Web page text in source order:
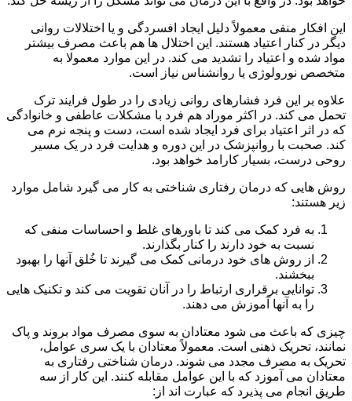
این افکار منفی معمولاً دلیل ایجاد افسردگی و یا اختلالات روانی
دیگر در کنار اعتیاد هستند. این اختلال ها هم باعث مصرف بیشتر
مواد شده و اعتیاد را تشدید می کند. در این موارد معمولا به
متخصص نورولوژی یا روانشناس نیاز است.
علاوه بر این فرد فشارهای روانی زیادی را در طول فرایند ترک
تحمل می کند. در اکثر موراد هم فرد با مشکلات عاطفی و خانوادگی
که در اثر اعتیاد برای فرد ایجاد شده است، دست و پنجه نرم می
کند. صحبت با روانپزشک در این دوره و هدایت فرد در یک مسیر
روحی درست، بسیار کارامد خواهد بود.
روش هایی که درمان رفتاری شناختی به کار می گیرد شامل موارد
زیر هستند:
به فرد کمک می کند تا باورهای غلط و احساسات منفی که
نسبت به خود دارند را کنار بگذارند.
از روش های خود درمانی کمک می گیرند تا خُلق آنها را بهبود
ببخشند.
توانایی برقراری ارتباط را در آنان تقویت می کند و تکنیک هایی
را به آنها آموزش می دهند.
چیزی که باعث می شود معتادان به سوی مصرف مواد بروند و پاک
نمانند، تحریک ذهنی است. معمولاً معتادان با یک سری عوامل،
تحریک به مصرف مجدد می شوند. درمان شناختی رفتاری به
معتادان می آموزد که با این عوامل مقابله کنند. این کار از سه
طریق انجام می پذیرد که عبارت اند از: